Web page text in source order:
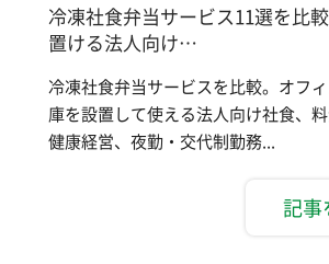
冷凍社食弁当サービス11選を比
置ける法人向け…
冷凍社食弁当サービスを比較。オフ
庫を設置して使える法人向け社食、料
健康経営、夜勤・交代制勤務...
記